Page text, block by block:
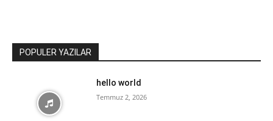
POPULER YAZILAR
hello world
Temmuz 2, 2026